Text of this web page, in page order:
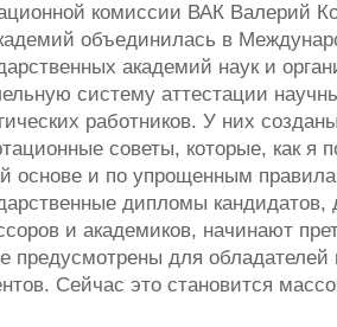
комиссии ВАК Валерий
объединилась в
академий наук и
систему аттестации
работников. У них
советы, которые, как я
основе и по упрощенным
дипломы кандидатов,
и академиков, начинают
предусмотрены для обладателей
Сейчас это становится